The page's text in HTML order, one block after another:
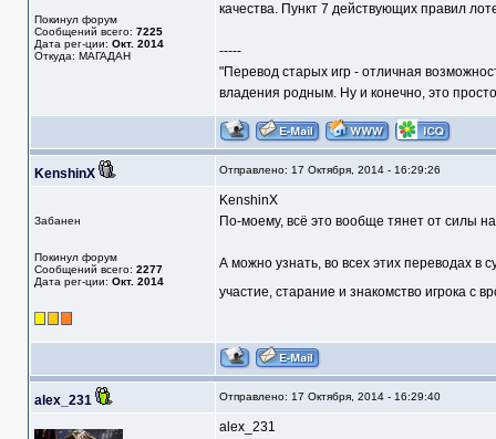
Покинул форум
Сообщений всего: 7225
Дата рег-ции: Окт. 2014
Откуда: МАГАДАН
качества. Пункт 7 действующих правил
-----
"Перевод старых игр - отличная
владения родным. Ну и конечно, это
KenshinX Отправлено: 17 Октября, 2014 - 16:29:26
Забанен
Покинул форум
Сообщений всего: 2277
Дата рег-ции: Окт. 2014
KenshinX
По-моему, всё это вообще тянет от силы
А можно узнать, во всех этих переводах в
участие, старание и знакомство игрока с
alex_231 Отправлено: 17 Октября, 2014 - 16:29:40
alex_231